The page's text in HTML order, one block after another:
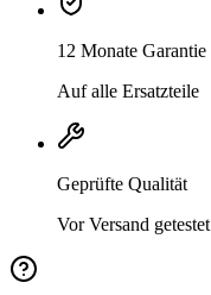
12 Monate Garantie
Auf alle Ersatzteile
Geprüfte Qualität
Vor Versand getestet